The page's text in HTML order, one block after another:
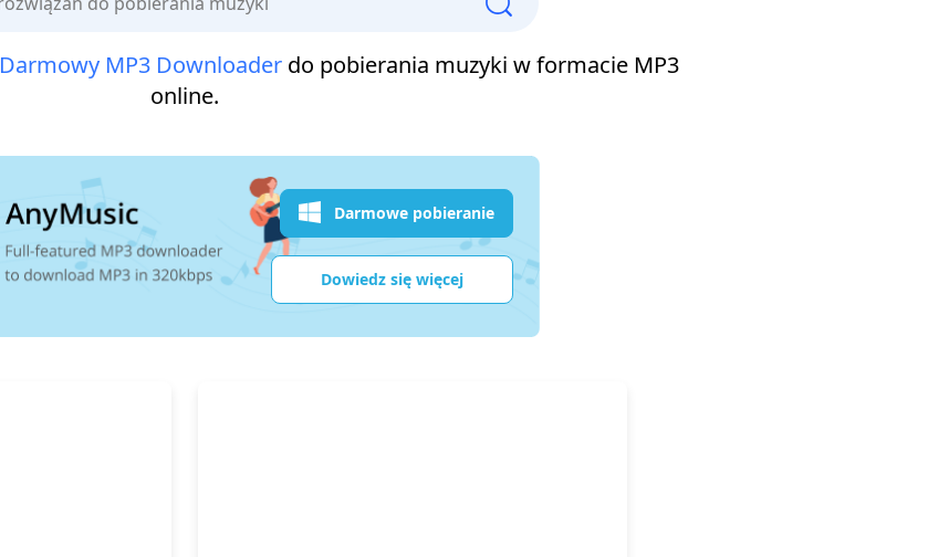
Darmowy MP3 Downloaderdo pobierania muzyki w formacie MP3
online.
Darmowe pobieranie
Dowiedz się więcej